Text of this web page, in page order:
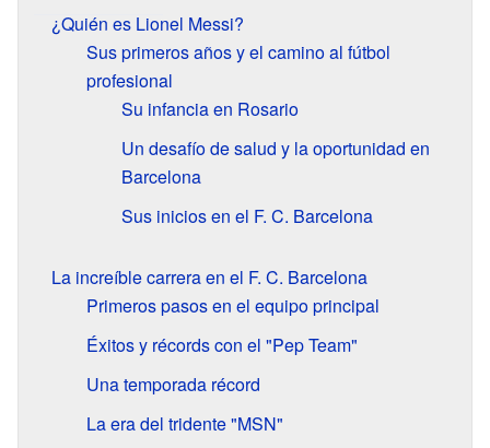
¿Quién es Lionel Messi?
Sus primeros años y el camino al fútbol
profesional
Su infancia en Rosario
Un desafío de salud y la oportunidad en
Barcelona
Sus inicios en el F. C. Barcelona
La increíble carrera en el F. C. Barcelona
Primeros pasos en el equipo principal
Éxitos y récords con el "Pep Team"
Una temporada récord
La era del tridente "MSN"